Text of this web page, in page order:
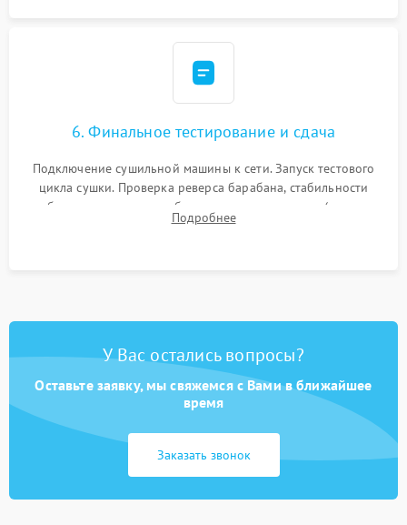
6. Финальное тестирование и сдача
Подключение сушильной машины к сети. Запуск тестового
цикла сушки. Проверка реверса барабана, стабильности
набора температуры, работы дренажного насоса (откачка
конденсата) и отсутствия посторонних скрипов, стуков или
Подробнее
У Вас остались вопросы?
Оставьте заявку, мы свяжемся с Вами в ближайшее
время
Заказать звонок